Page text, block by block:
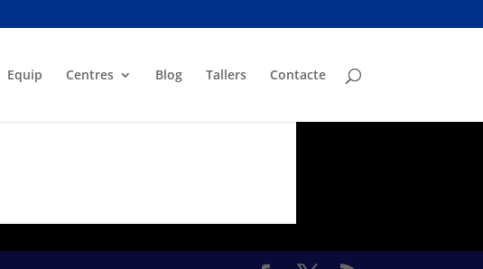
Equip Centres Blog Tallers Contacte